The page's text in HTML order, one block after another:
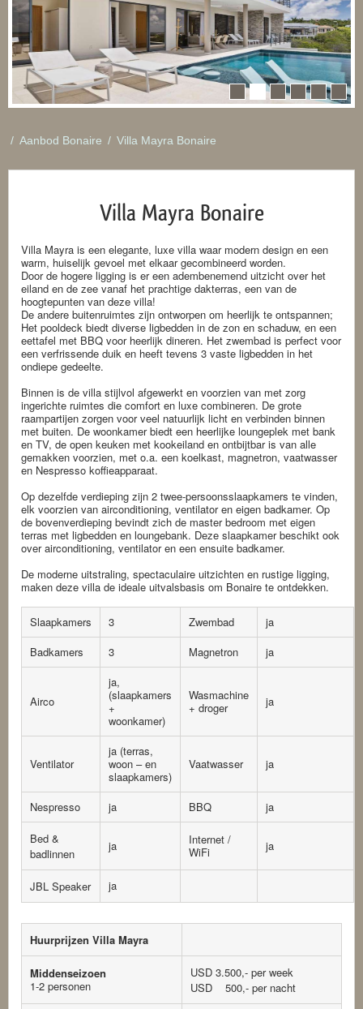
/ Aanbod Bonaire / Villa Mayra Bonaire
Villa Mayra Bonaire
Villa Mayra is een elegante, luxe villa waar modern design en een
warm, huiselijk gevoel met elkaar gecombineerd worden.
Door de hogere ligging is er een adembenemend uitzicht over het
eiland en de zee vanaf het prachtige dakterras, een van de
hoogtepunten van deze villa!
De andere buitenruimtes zijn ontworpen om heerlijk te ontspannen;
Het pooldeck biedt diverse ligbedden in de zon en schaduw, en een
eettafel met BBQ voor heerlijk dineren. Het zwembad is perfect voor
een verfrissende duik en heeft tevens 3 vaste ligbedden in het
ondiepe gedeelte.
Binnen is de villa stijlvol afgewerkt en voorzien van met zorg
ingerichte ruimtes die comfort en luxe combineren. De grote
raampartijen zorgen voor veel natuurlijk licht en verbinden binnen
met buiten. De woonkamer biedt een heerlijke loungeplek met bank
en TV, de open keuken met kookeiland en ontbijtbar is van alle
gemakken voorzien, met o.a. een koelkast, magnetron, vaatwasser
en Nespresso koffieapparaat.
Op dezelfde verdieping zijn 2 twee-persoonsslaapkamers te vinden,
elk voorzien van airconditioning, ventilator en eigen badkamer. Op
de bovenverdieping bevindt zich de master bedroom met eigen
terras met ligbedden en loungebank. Deze slaapkamer beschikt ook
over airconditioning, ventilator en een ensuite badkamer.
De moderne uitstraling, spectaculaire uitzichten en rustige ligging,
maken deze villa de ideale uitvalsbasis om Bonaire te ontdekken.
Slaapkamers 3 Zwembad
ja
Badkamers
3 Magnetron ja
Airco
ja,
(slaapkamers
+
woonkamer)
Wasmachine
+ droger
ja
Ventilator
ja (terras,
woon – en
slaapkamers)
Vaatwasser ja
Nespresso ja BBQ ja
Bed &
badlinnen
ja
Internet /
WiFi
ja
JBL Speaker ja
Huurprijzen Villa Mayra
Middenseizoen
1-2 personen
USD 3.500,- per week
USD 500,- per nacht